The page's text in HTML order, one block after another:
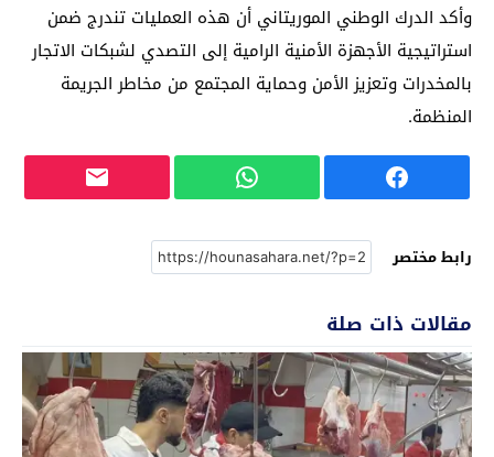
وأكد الدرك الوطني الموريتاني أن هذه العمليات تندرج ضمن
استراتيجية الأجهزة الأمنية الرامية إلى التصدي لشبكات الاتجار
بالمخدرات وتعزيز الأمن وحماية المجتمع من مخاطر الجريمة
المنظمة.
رابط مختصر
مقالات ذات صلة